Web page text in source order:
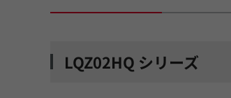
LQZ02HQ シリーズ